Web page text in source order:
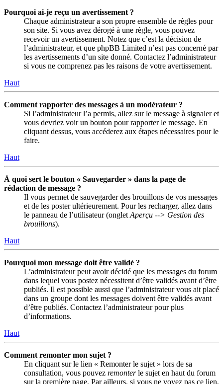
Pourquoi ai-je reçu un avertissement ?
Chaque administrateur a son propre ensemble de règles pour
son site. Si vous avez dérogé à une règle, vous pouvez
recevoir un avertissement. Notez que c’est la décision de
l’administrateur, et que phpBB Limited n’est pas concerné par
les avertissements d’un site donné. Contactez l’administrateur
si vous ne comprenez pas les raisons de votre avertissement.
Haut
Comment rapporter des messages à un modérateur ?
Si l’administrateur l’a permis, allez sur le message à signaler et
vous devriez voir un bouton pour rapporter le message. En
cliquant dessus, vous accéderez aux étapes nécessaires pour le
faire.
Haut
À quoi sert le bouton « Sauvegarder » dans la page de
rédaction de message ?
Il vous permet de sauvegarder des brouillons de vos messages
et de les poster ultérieurement. Pour les recharger, allez dans
le panneau de l’utilisateur (onglet Aperçu --> Gestion des
brouillons).
Haut
Pourquoi mon message doit être validé ?
L’administrateur peut avoir décidé que les messages du forum
dans lequel vous postez nécessitent d’être validés avant d’être
publiés. Il est possible aussi que l’administrateur vous ait placé
dans un groupe dont les messages doivent être validés avant
d’être publiés. Contactez l’administrateur pour plus
d’informations.
Haut
Comment remonter mon sujet ?
En cliquant sur le lien « Remonter le sujet » lors de sa
consultation, vous pouvez remonterle sujet en haut du forum
sur la première page. Par ailleurs, si vous ne voyez pas ce lien,